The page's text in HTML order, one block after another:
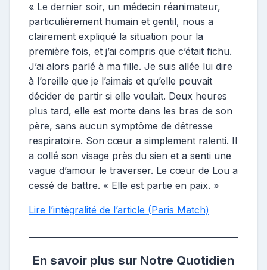
« Le dernier soir, un médecin réanimateur,
particulièrement humain et gentil, nous a
clairement expliqué la situation pour la
première fois, et j’ai compris que c’était fichu.
J’ai alors parlé à ma fille. Je suis allée lui dire
à l’oreille que je l’aimais et qu’elle pouvait
décider de partir si elle voulait. Deux heures
plus tard, elle est morte dans les bras de son
père, sans aucun symptôme de détresse
respiratoire. Son cœur a simplement ralenti. Il
a collé son visage près du sien et a senti une
vague d’amour le traverser. Le cœur de Lou a
cessé de battre. « Elle est partie en paix. »
Lire l’intégralité de l’article (Paris Match)
En savoir plus sur Notre Quotidien